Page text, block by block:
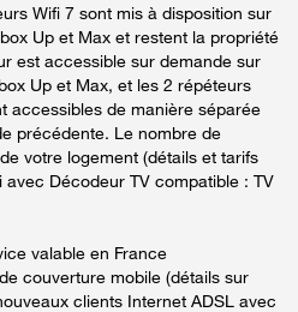
Wifi 7 sont mis à disposition sur
Up et Max et restent la propriété
est accessible sur demande sur
Up et Max, et les 2 répéteurs
accessibles de manière séparée
précédente. Le nombre de
votre logement (détails et tarifs
Décodeur TV compatible : TV
valable en France
couverture mobile (détails sur
clients Internet ADSL avec